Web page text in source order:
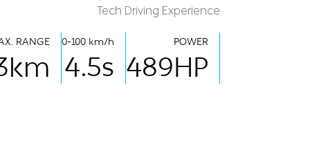
Tech Driving Experience
POWER
489HP
0-100 km/h
4.5s
RANGE
km